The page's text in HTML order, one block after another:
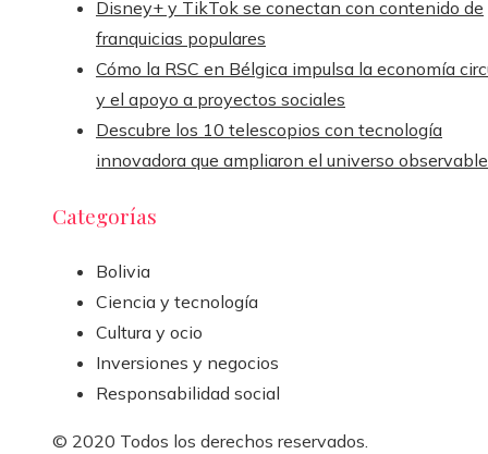
Disney+ y TikTok se conectan con contenido de
franquicias populares
Cómo la RSC en Bélgica impulsa la economía
y el apoyo a proyectos sociales
Descubre los 10 telescopios con tecnología
innovadora que ampliaron el universo observable
Categorías
Bolivia
Ciencia y tecnología
Cultura y ocio
Inversiones y negocios
Responsabilidad social
© 2020 Todos los derechos reservados.